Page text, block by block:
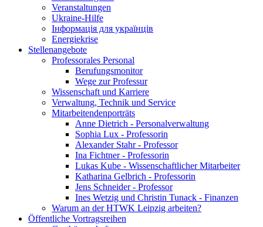
Veranstaltungen
Ukraine-Hilfe
Інформація для українців
Energiekrise
Stellenangebote
Professorales Personal
Berufungsmonitor
Wege zur Professur
Wissenschaft und Karriere
Verwaltung, Technik und Service
Mitarbeitendenporträts
Anne Dietrich - Personalverwaltung
Sophia Lux - Professorin
Alexander Stahr - Professor
Ina Fichtner - Professorin
Lukas Kube - Wissenschaftlicher Mitarbeiter
Katharina Gelbrich - Professorin
Jens Schneider - Professor
Ines Wetzig und Christin Tunack - Finanzen
Warum an der HTWK Leipzig arbeiten?
Öffentliche Vortragsreihen